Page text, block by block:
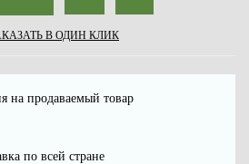
В ОДИН КЛИК
на продаваемый товар
по всей стране